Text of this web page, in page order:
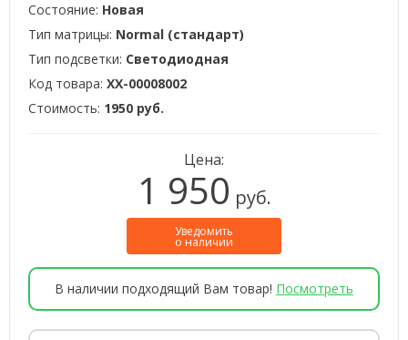
Состояние: Новая
Тип матрицы: Normal (стандарт)
Тип подсветки: Светодиодная
Код товара: XX-00008002
Стоимость: 1950 руб.
Цена:
1 950 руб.
Уведомить
о наличии
В наличии подходящий Вам товар! Посмотреть